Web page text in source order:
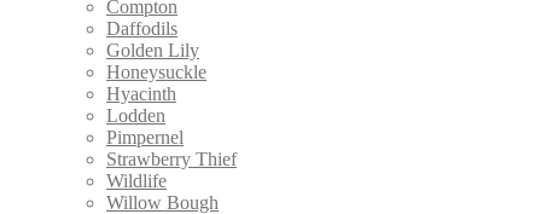
Compton
Daffodils
Golden Lily
Honeysuckle
Hyacinth
Lodden
Pimpernel
Strawberry Thief
Wildlife
Willow Bough